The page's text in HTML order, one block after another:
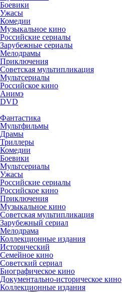
Боевики
Ужасы
Комедии
Музыкальное кино
Российские сериалы
Зарубежные сериалы
Мелодрамы
Приключения
Советская мультипликация
Мультсериалы
Российское кино
Анимэ
DVD
Фантастика
Мультфильмы
Драмы
Триллеры
Комедии
Боевики
Мультсериалы
Ужасы
Российские сериалы
Российское кино
Приключения
Музыкальное кино
Советская мультипликация
Зарубежный сериал
Мелодрама
Коллекционные издания
Исторический
Семейное кино
Советский сериал
Биографическое кино
Документально-историческое кино
Коллекционные издания